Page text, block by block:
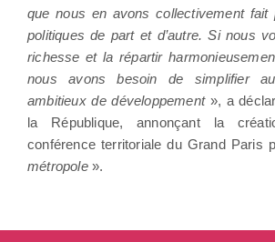
que nous en avons collectivement fait
politiques de part et d’autre. Si nous
richesse et la répartir
nous avons besoin de simplifier
ambitieux de développement », a
la République, annonçant la
conférence territoriale du Grand Paris
métropole».